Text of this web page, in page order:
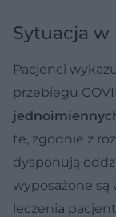
Sytuacja w
Pacjenci
przebiegu
te, zgodnie z
dysponują
wyposażone są
leczenia